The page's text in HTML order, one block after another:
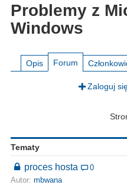
Problemy z
Windows
Opis Forum
Zaloguj
Tematy
proces hosta
0
Autor: mbwana